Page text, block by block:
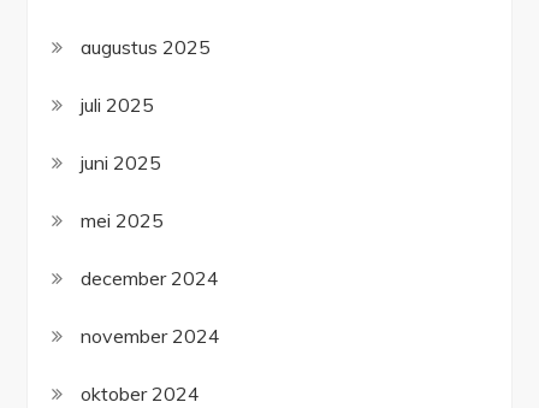
augustus 2025
juli 2025
juni 2025
mei 2025
december 2024
november 2024
oktober 2024